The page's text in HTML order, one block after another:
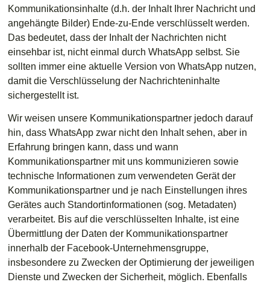
Kommunikationsinhalte (d.h. der Inhalt Ihrer Nachricht und
angehängte Bilder) Ende-zu-Ende verschlüsselt werden.
Das bedeutet, dass der Inhalt der Nachrichten nicht
einsehbar ist, nicht einmal durch WhatsApp selbst. Sie
sollten immer eine aktuelle Version von WhatsApp nutzen,
damit die Verschlüsselung der Nachrichteninhalte
sichergestellt ist.
Wir weisen unsere Kommunikationspartner jedoch darauf
hin, dass WhatsApp zwar nicht den Inhalt sehen, aber in
Erfahrung bringen kann, dass und wann
Kommunikationspartner mit uns kommunizieren sowie
technische Informationen zum verwendeten Gerät der
Kommunikationspartner und je nach Einstellungen ihres
Gerätes auch Standortinformationen (sog. Metadaten)
verarbeitet. Bis auf die verschlüsselten Inhalte, ist eine
Übermittlung der Daten der Kommunikationspartner
innerhalb der Facebook-Unternehmensgruppe,
insbesondere zu Zwecken der Optimierung der jeweiligen
Dienste und Zwecken der Sicherheit, möglich. Ebenfalls